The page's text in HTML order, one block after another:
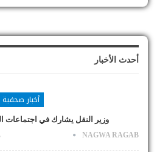
أحدث الأخبار
أخبار صحفية
وزير النقل يشارك في اجتماعات
NAGWA RAGAB